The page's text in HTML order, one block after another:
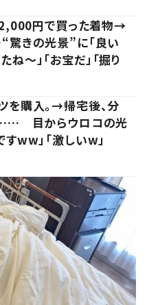
円で買った着物→
きの光景”に「良い
～」「お宝だ」「掘り
を購入。→帰宅後、分
…… 目からウロコの光
ww」「激しいw」